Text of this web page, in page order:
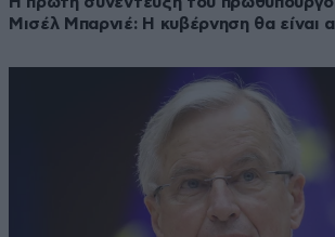
Μισέλ Μπαρνιέ: Η κυβέρνηση θα είναι